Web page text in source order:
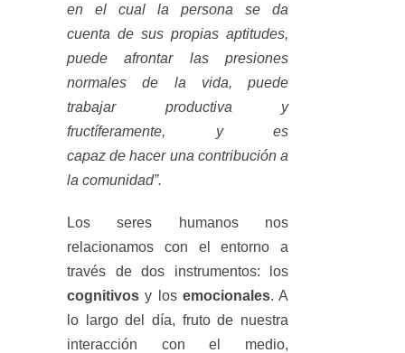
en el cual la persona se da
cuenta de sus propias aptitudes,
puede afrontar las presiones
normales de la vida, puede
trabajar productiva y
fructíferamente, y es
capaz de hacer una contribución a
la comunidad”.
Los seres humanos nos
relacionamos con el entorno a
través de dos instrumentos: los
cognitivos y los emocionales. A
lo largo del día, fruto de nuestra
interacción con el medio,